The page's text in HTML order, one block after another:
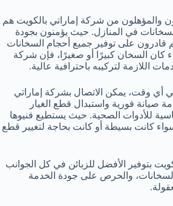
والمؤهلون من شركة إماراتي بالكويت هم
في المنازل. حيث يؤمنون بجودة
قادرون على توفير جميع أحجام السخانات
كان السخان كبيرًا أو صغيرًا، فإن شركة
اللازمة لتركيبه باحترافية عالية.
وقت، يمكن الاتصال بشركة إماراتي
صيانة فورية واستبدال قطع الغيار
للأدوات الصحية. حيث يستطيع فنيوها
كانت بسيطة أو كانت بحاجة لتغيير قطع
بتوفير الأفضل للزبائن في كل الجوانب
السخانات، والحرص على جودة الخدمة